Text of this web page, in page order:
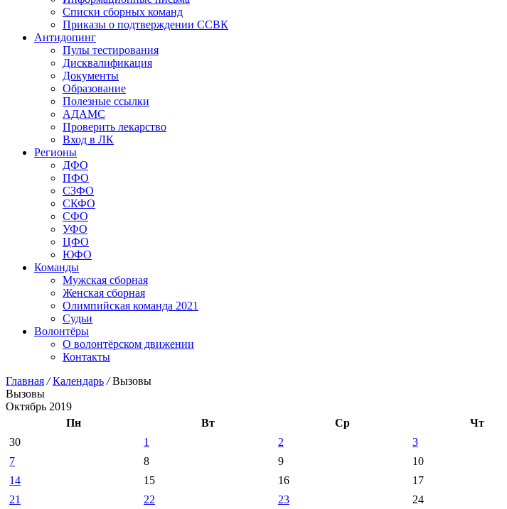
Списки сборных команд
Приказы о подтверждении ССВК
Антидопинг
Пулы тестирования
Дисквалификация
Документы
Образование
Полезные ссылки
АДАМС
Проверить лекарство
Вход в ЛК
Регионы
ДФО
ПФО
СЗФО
СКФО
СФО
УФО
ЦФО
ЮФО
Команды
Мужская сборная
Женская сборная
Олимпийская команда 2021
Судьи
Волонтёры
О волонтёрском движении
Контакты
Главная / Календарь /Вызовы
Вызовы
Октябрь 2019
Пн
Вт Ср Чт
30
1 2 3
7
8 9 10
14
15 16 17
21
22 23 24